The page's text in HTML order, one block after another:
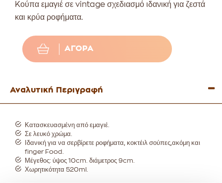
Kούπα εμαγιέ σε vintage σχεδιασμό ιδανική για ζεστά
και κρύα ροφήματα.
ΑΓΟΡΆ
Αναλυτική Περιγραφή
Κατασκευασμένη από εμαγιέ.
Σε λευκό χρώμα.
Ιδανική για να σερβίρετε ροφήματα, κοκτέιλ σούπες,ακόμη και
finger Food.
Μέγεθος: ύψος 10cm. διάμετρος 9cm.
Χωρητικότητα 520ml.